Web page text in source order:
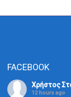
FACEBOOK
Χρήστος
12 hours ago